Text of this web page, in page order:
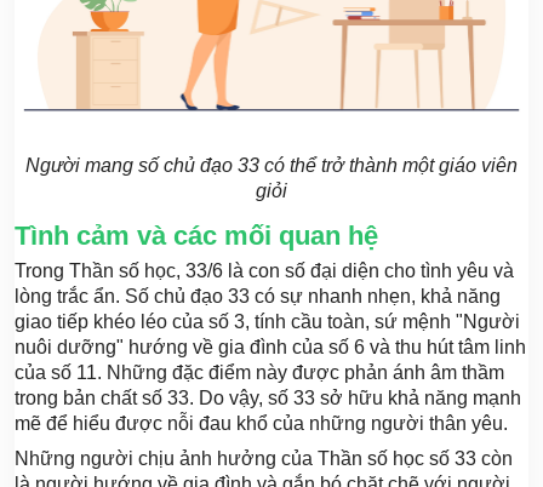
Người mang số chủ đạo 33 có thể trở thành một giáo viên
giỏi
Tình cảm và các mối quan hệ
Trong Thần số học, 33/6 là con số đại diện cho tình yêu và
lòng trắc ẩn. Số chủ đạo 33 có sự nhanh nhẹn, khả năng
giao tiếp khéo léo của số 3, tính cầu toàn, sứ mệnh "Người
nuôi dưỡng" hướng về gia đình của số 6 và thu hút tâm linh
của số 11. Những đặc điểm này được phản ánh âm thầm
trong bản chất số 33. Do vậy, số 33 sở hữu khả năng mạnh
mẽ để hiểu được nỗi đau khổ của những người thân yêu.
Những người chịu ảnh hưởng của Thần số học số 33 còn